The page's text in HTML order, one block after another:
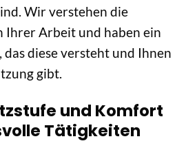
Wir verstehen die
Ihrer Arbeit und haben ein
diese versteht und Ihnen
gibt.
und Komfort
Tätigkeiten